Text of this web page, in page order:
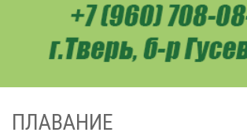
ПЛАВАНИЕ